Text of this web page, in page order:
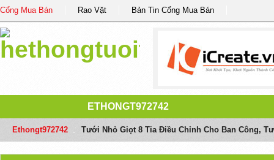
Cổng Mua Bán Rao Vặt Bản Tin Cổng Mua Bán
ETHONGT972742
Ethongt972742 Tưới Nhỏ Giọt 8 Tia Điều Chỉnh Cho Ban Công,